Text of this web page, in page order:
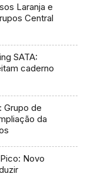
Laranja e
Central
SATA:
caderno
Grupo de
da
Novo